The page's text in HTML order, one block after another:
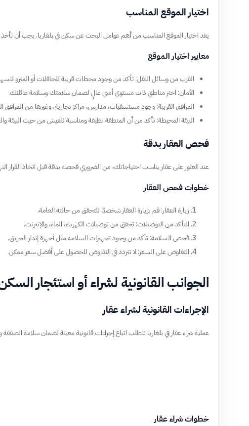
اختيار الموقع المناسب
يعد اختيار الموقع المناسب من أهم عوامل البحث عن سكن في بلغاريا. يجب أن تأخذ
معايير اختيار الموقع
القرب من وسائل النقل: تأكد من وجود محطات قريبة للحافلات أو المترو
الأمان: اختر مناطق ذات مستوى أمني عالٍ لضمان سلامتك وسلامة عائلتك.
المرافق القريبة: وجود مستشفيات، مدارس، مراكز تجارية، وغيرها من المرافق
البيئة المحيطة: تأكد من أن المنطقة نظيفة ومناسبة للعيش من حيث البيئة
فحص العقار بدقة
عند العثور على عقار يناسب احتياجاتك، من الضروري فحصه بدقة قبل اتخاذ القرار
خطوات فحص العقار
زيارة العقار: قم بزيارة العقار شخصيًا للتحقق من حالته العامة.
التأكد من التوصيلات: تحقق من توصيلات الكهرباء، الماء، والإنترنت.
فحص السلامة: تأكد من وجود تجهيزات السلامة مثل أجهزة إنذار الحريق.
التفاوض على السعر: لا تتردد في التفاوض للحصول على أفضل سعر ممكن.
الجوانب القانونية لشراء أو استئجار
الإجراءات القانونية لشراء عقار
عملية شراء عقار في بلغاريا تتطلب اتباع إجراءات قانونية معينة لضمان سلامة
خطوات شراء عقار